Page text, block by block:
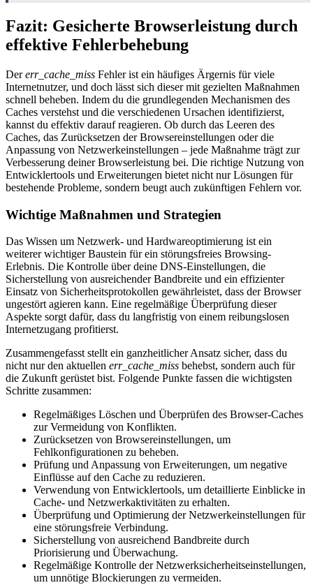
Fazit: Gesicherte Browserleistung durch
effektive Fehlerbehebung
Dererr_cache_miss Fehler ist ein häufiges Ärgernis für viele
Internetnutzer, und doch lässt sich dieser mit gezielten Maßnahmen
schnell beheben. Indem du die grundlegenden Mechanismen des
Caches verstehst und die verschiedenen Ursachen identifizierst,
kannst du effektiv darauf reagieren. Ob durch das Leeren des
Caches, das Zurücksetzen der Browsereinstellungen oder die
Anpassung von Netzwerkeinstellungen – jede Maßnahme trägt zur
Verbesserung deiner Browserleistung bei. Die richtige Nutzung von
Entwicklertools und Erweiterungen bietet nicht nur Lösungen für
bestehende Probleme, sondern beugt auch zukünftigen Fehlern vor.
Wichtige Maßnahmen und Strategien
Das Wissen um Netzwerk- und Hardwareoptimierung ist ein
weiterer wichtiger Baustein für ein störungsfreies Browsing-
Erlebnis. Die Kontrolle über deine DNS-Einstellungen, die
Sicherstellung von ausreichender Bandbreite und ein effizienter
Einsatz von Sicherheitsprotokollen gewährleistet, dass der Browser
ungestört agieren kann. Eine regelmäßige Überprüfung dieser
Aspekte sorgt dafür, dass du langfristig von einem reibungslosen
Internetzugang profitierst.
Zusammengefasst stellt ein ganzheitlicher Ansatz sicher, dass du
nicht nur den aktuellen err_cache_miss behebst, sondern auch für
die Zukunft gerüstet bist. Folgende Punkte fassen die wichtigsten
Schritte zusammen:
Regelmäßiges Löschen und Überprüfen des Browser-Caches
zur Vermeidung von Konflikten.
Zurücksetzen von Browsereinstellungen, um
Fehlkonfigurationen zu beheben.
Prüfung und Anpassung von Erweiterungen, um negative
Einflüsse auf den Cache zu reduzieren.
Verwendung von Entwicklertools, um detaillierte Einblicke in
Cache- und Netzwerkaktivitäten zu erhalten.
Überprüfung und Optimierung der Netzwerkeinstellungen für
eine störungsfreie Verbindung.
Sicherstellung von ausreichend Bandbreite durch
Priorisierung und Überwachung.
Regelmäßige Kontrolle der Netzwerksicherheitseinstellungen,
um unnötige Blockierungen zu vermeiden.